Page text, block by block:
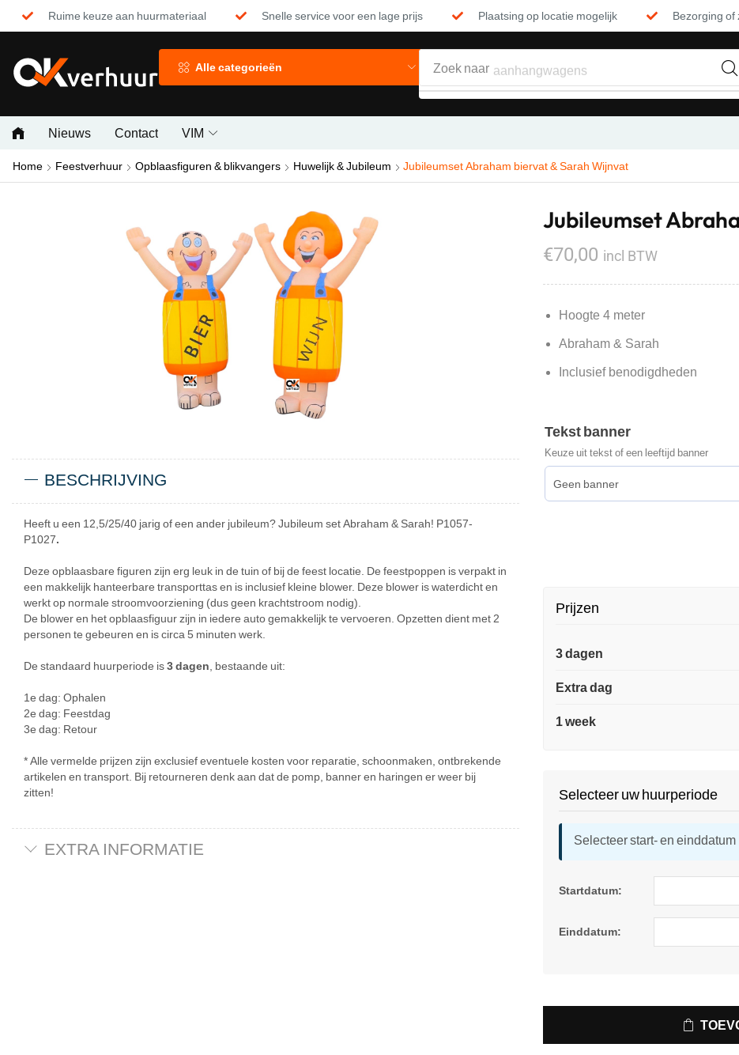
Ruime keuze aan huurmateriaal Snelle service voor een lage prijs Plaatsing op locatie mogelijk Bezorging of
Alle categorieën Zoek naar aanhangwagens
Nieuws Contact VIM
Home Feestverhuur Opblaasfiguren & blikvangers Huwelijk & Jubileum Jubileumset Abraham biervat & Sarah Wijnvat
BESCHRIJVING
Heeft u een 12,5/25/40 jarig of een ander jubileum? Jubileum set Abraham & Sarah! P1057-
P1027.
Deze opblaasbare figuren zijn erg leuk in de tuin of bij de feest locatie. De feestpoppen is verpakt in
een makkelijk hanteerbare transporttas en is inclusief kleine blower. Deze blower is waterdicht en
werkt op normale stroomvoorziening (dus geen krachtstroom nodig).
De blower en het opblaasfiguur zijn in iedere auto gemakkelijk te vervoeren. Opzetten dient met 2
personen te gebeuren en is circa 5 minuten werk.
De standaard huurperiode is3 dagen , bestaande uit:
1e dag: Ophalen
2e dag: Feestdag
3e dag: Retour
* Alle vermelde prijzen zijn exclusief eventuele kosten voor reparatie, schoonmaken, ontbrekende
artikelen en transport. Bij retourneren denk aan dat de pomp, banner en haringen er weer bij
zitten!
EXTRA INFORMATIE
Jubileumset
€70,00 incl BTW
Hoogte 4 meter
Abraham & Sarah
Inclusief benodigdheden
Tekst banner
Keuze uit tekst of een leeftijd banner
Prijzen
3 dagen
Extra dag
1 week
Selecteer uw huurperiode
Selecteer start- en einddatum
Startdatum:
Einddatum: